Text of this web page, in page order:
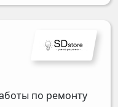
по ремонту